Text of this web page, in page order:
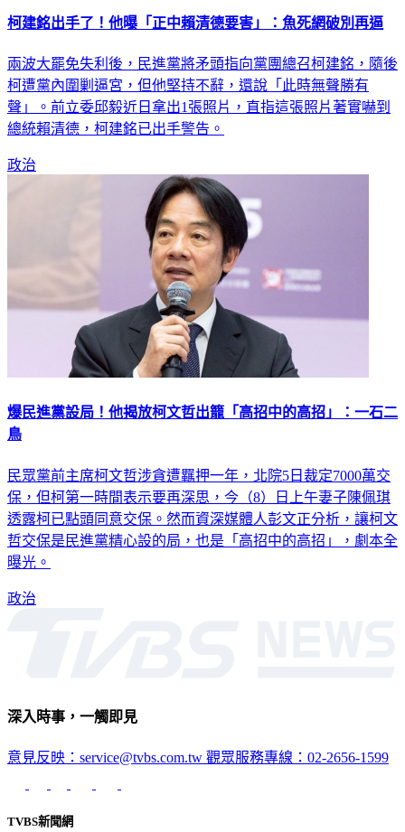
柯建銘出手了！他曝「正中賴清德要害」：魚死網破別再逼
兩波大罷免失利後，民進黨將矛頭指向黨團總召柯建銘，隨後
柯遭黨內圍剿逼宮，但他堅持不辭，還說「此時無聲勝有
聲」。前立委邱毅近日拿出1張照片，直指這張照片著實嚇到
總統賴清德，柯建銘已出手警告。
政治
爆民進黨設局！他揭放柯文哲出籠「高招中的高招」：一石二
鳥
民眾黨前主席柯文哲涉貪遭羈押一年，北院5日裁定7000萬交
保，但柯第一時間表示要再深思，今（8）日上午妻子陳佩琪
透露柯已點頭同意交保。然而資深媒體人彭文正分析，讓柯文
哲交保是民進黨精心設的局，也是「高招中的高招」，劇本全
曝光。
政治
深入時事，一觸即見
意見反映：service@tvbs.com.tw 觀眾服務專線：02-2656-1599
TVBS新聞網